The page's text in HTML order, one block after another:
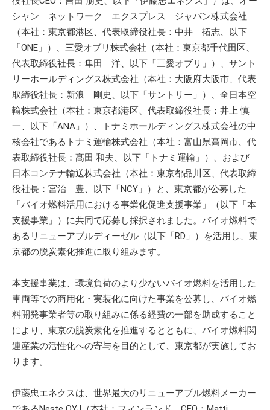
シャン ネットワーク エクスプレス ジャパン株式会社
（本社：東京都港区、代表取締役社長：中井 拓志、以下
「ONE」）、三愛オブリ株式会社（本社：東京都千代田区、
代表取締役社長：隼田 洋、以下「三愛オブリ」）、サント
リーホールディングス株式会社（本社：大阪府大阪市、代表
取締役社長：新浪 剛史、以下「サントリー」）、全日本空
輸株式会社（本社：東京都港区、代表取締役社長：井上 慎
一、以下「ANA」）、トナミホールディングス株式会社の中
核会社であるトナミ運輸株式会社（本社：富山県高岡市、代
表取締役社長：髙田 和夫、以下「トナミ運輸」）、および
日本コンテナ輸送株式会社（本社：東京都品川区、代表取締
役社長：宮治 豊、以下「NCY」）と、東京都が公募した
「バイオ燃料活用における事業化促進支援事業」（以下「本
支援事業」）に共同で応募し採択されました。バイオ燃料で
あるリニューアブルディーゼル（以下「RD」）を活用し、東
京都の脱炭素化推進に取り組みます。
本支援事業は、環境負荷のより少ないバイオ燃料を活用した
車両等での商用化・実装化に向けた事業を公募し、バイオ燃
料開発事業者等の取り組みに係る経費の一部を助成すること
により、東京の脱炭素化を推進するとともに、バイオ燃料関
連産業の活性化への寄与を目的として、東京都が実施してお
ります。
伊藤忠エネクスは、世界最大のリニューアブル燃料メーカー